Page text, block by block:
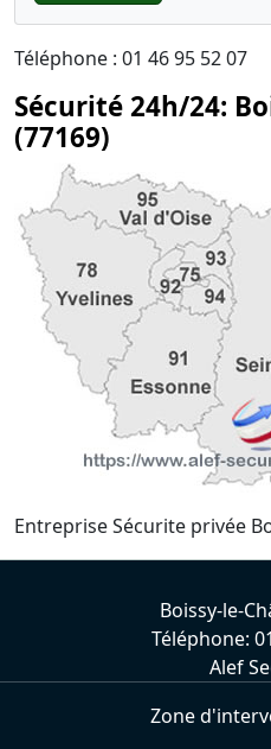
Téléphone : 01 46 95 52 07
Sécurité 24h/24:
(77169)
Entreprise Sécurite privée
Boissy-le-
Téléphone:
Alef
Zone